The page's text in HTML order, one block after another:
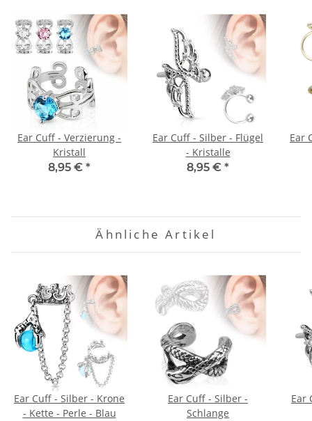
Ear Cuff - Verzierung -
Kristall
8,95 € *
Ear Cuff - Silber - Flügel
- Kristalle
8,95 € *
Ear
Ähnliche Artikel
Ear Cuff - Silber - Krone
- Kette - Perle - Blau
Ear Cuff - Silber -
Schlange
Ear